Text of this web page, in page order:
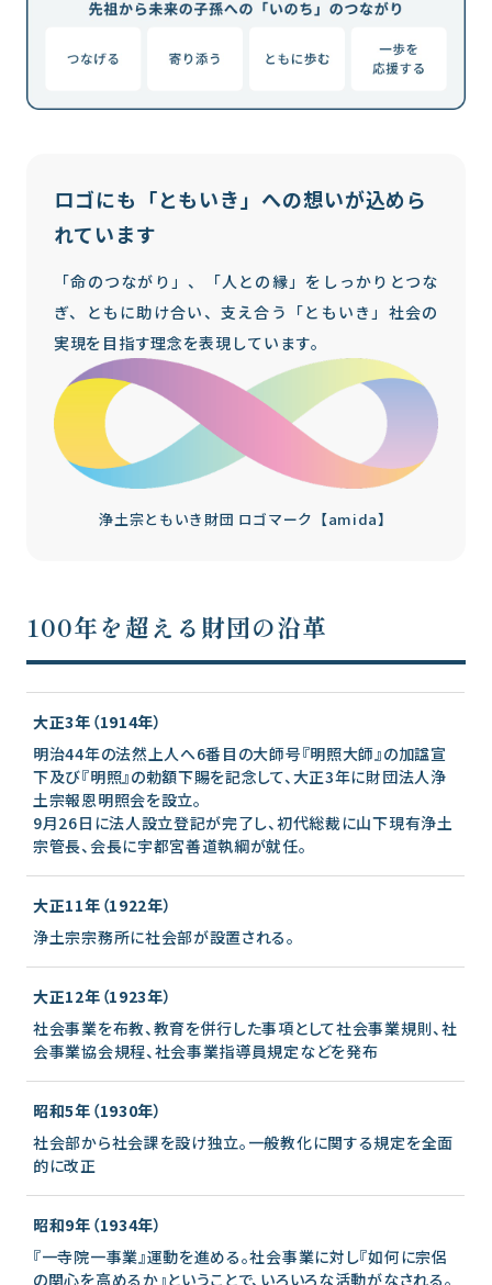
ロゴにも「ともいき」への想いが込めら
れています
「命のつながり」、「人との縁」をしっかりとつな
ぎ、ともに助け合い、支え合う「ともいき」社会の
実現を目指す理念を表現しています。
浄土宗ともいき財団 ロゴマーク【amida】
100年を超える財団の沿革
大正3年（1914年）
明治44年の法然上人へ6番目の大師号『明照大師』の加諡宣
下及び『明照』の勅額下賜を記念して、大正3年に財団法人浄
土宗報恩明照会を設立。
9月26日に法人設立登記が完了し、初代総裁に山下現有浄土
宗管長、会長に宇都宮善道執綱が就任。
大正11年（1922年）
浄土宗宗務所に社会部が設置される。
大正12年（1923年）
社会事業を布教、教育を併行した事項として社会事業規則、社
会事業協会規程、社会事業指導員規定などを発布
昭和5年（1930年）
社会部から社会課を設け独立。一般教化に関する規定を全面
的に改正
昭和9年（1934年）
『一寺院一事業』運動を進める。社会事業に対し『如何に宗侶
の関心を高めるか』ということで、いろいろな活動がなされる。